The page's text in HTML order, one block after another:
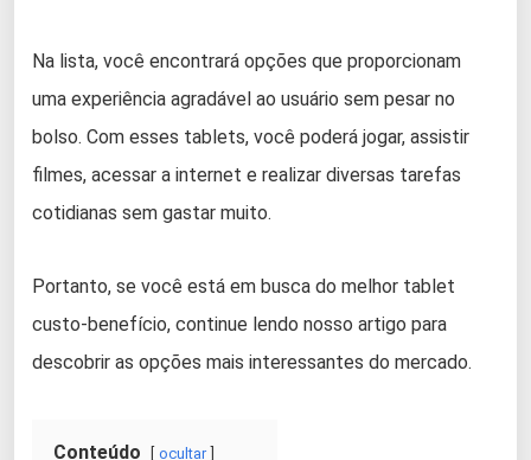
Na lista, você encontrará opções que proporcionam
uma experiência agradável ao usuário sem pesar no
bolso. Com esses tablets, você poderá jogar, assistir
filmes, acessar a internet e realizar diversas tarefas
cotidianas sem gastar muito.
Portanto, se você está em busca do melhor tablet
custo-benefício, continue lendo nosso artigo para
descobrir as opções mais interessantes do mercado.
Conteúdo ocultar